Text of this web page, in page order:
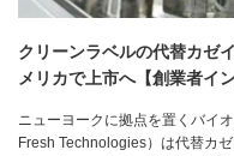
クリーンラベルの代替カゼ
メリカで上市へ【創業者イ
ニューヨークに拠点を置くバイ
Fresh Technologies）は代替カ